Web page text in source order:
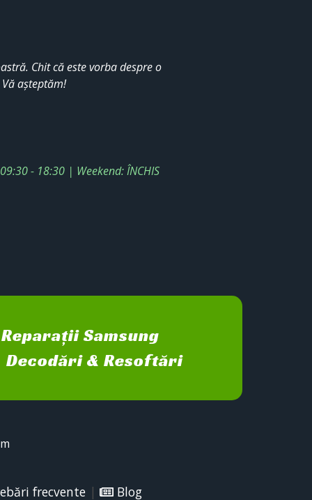
Chit că este vorba despre o
așteptăm!
- 18:30 | Weekend: ÎNCHIS
Reparații Samsung
Decodări & Resoftări
frecvente | Blog